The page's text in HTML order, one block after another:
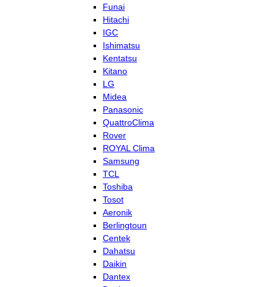
Funai
Hitachi
IGC
Ishimatsu
Kentatsu
Kitano
LG
Midea
Panasonic
QuattroClima
Rover
ROYAL Clima
Samsung
TCL
Toshiba
Tosot
Aeronik
Berlingtoun
Centek
Dahatsu
Daikin
Dantex